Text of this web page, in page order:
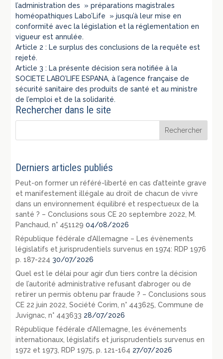
l’administration des » préparations magistrales
homéopathiques Labo’Life » jusqu’à leur mise en
conformité avec la législation et la réglementation en
vigueur est annulée.
Article 2 : Le surplus des conclusions de la requête est
rejeté.
Article 3 : La présente décision sera notifiée à la
SOCIETE LABO’LIFE ESPANA, à l’agence française de
sécurité sanitaire des produits de santé et au ministre
de l’emploi et de la solidarité.
Rechercher dans le site
Derniers articles publiés
Peut-on former un référé-liberté en cas d’atteinte grave
et manifestement illégale au droit de chacun de vivre
dans un environnement équilibré et respectueux de la
santé ? – Conclusions sous CE 20 septembre 2022, M.
Panchaud, n° 451129 04/08/2026
République fédérale d’Allemagne – Les évènements
législatifs et jurisprudentiels survenus en 1974: RDP 1976
p. 187-224 30/07/2026
Quel est le délai pour agir d’un tiers contre la décision
de l’autorité administrative refusant d’abroger ou de
retirer un permis obtenu par fraude ? – Conclusions sous
CE 22 juin 2022, Société Corim, n° 443625, Commune de
Juvignac, n° 443633 28/07/2026
République fédérale d’Allemagne, les événements
internationaux, législatifs et jurisprudentiels survenus en
1972 et 1973, RDP 1975, p. 121-164 27/07/2026